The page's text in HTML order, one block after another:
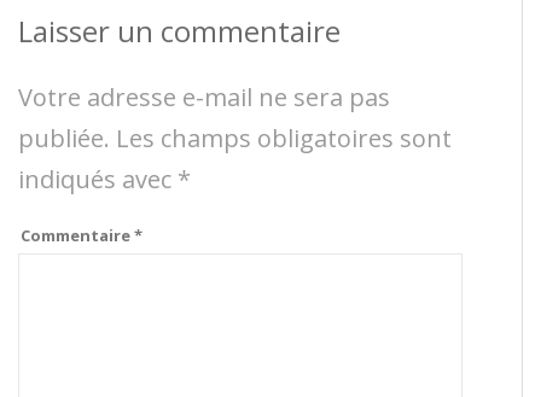
Laisser un commentaire
Votre adresse e-mail ne sera pas
publiée. Les champs obligatoires sont
indiqués avec *
Commentaire*